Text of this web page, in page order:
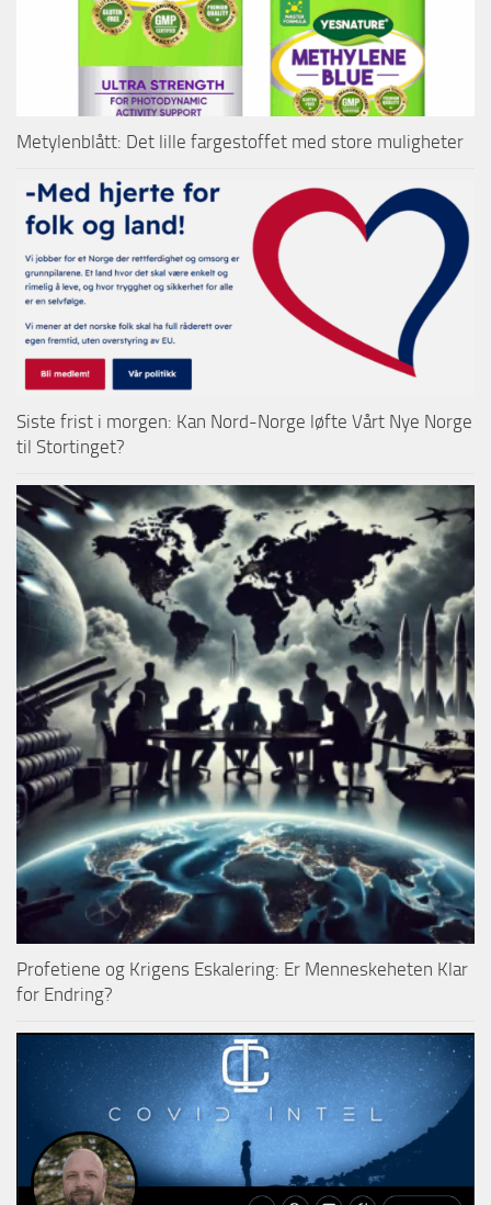
Metylenblått: Det lille fargestoffet med store muligheter
Siste frist i morgen: Kan Nord-Norge løfte Vårt Nye Norge
til Stortinget?
Profetiene og Krigens Eskalering: Er Menneskeheten Klar
for Endring?